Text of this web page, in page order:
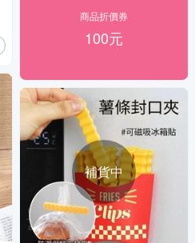
商品折價券
100元
補貨中